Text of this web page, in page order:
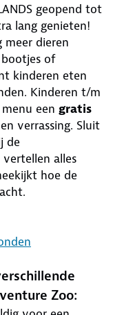
geopend tot
lang genieten!
meer dieren
of
kinderen eten
Kinderen t/m
een gratis
verrassing. Sluit
de
vertellen alles
hoe de
Zoo: